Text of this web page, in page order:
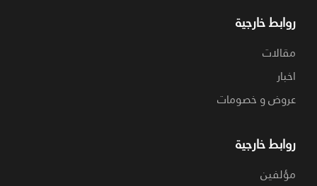
روابط خارجية
مقالات
اخبار
عروض و خصومات
روابط خارجية
مؤلفين